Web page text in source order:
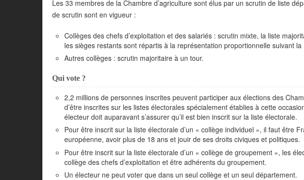
Les 33 membres de la Chambre d’agriculture sont élus par un scrutin de liste
de scrutin sont en vigueur :
Collèges des chefs d’exploitation et des salariés : scrutin mixte, la liste
les sièges restants sont répartis à la représentation proportionnelle suivant
Autres collèges : scrutin majoritaire à un tour.
Qui vote ?
2,2 millions de personnes inscrites peuvent participer aux élections des
d’être inscrites sur les listes électorales spécialement établies à cette
électeur doit auparavant s’assurer qu’il est bien inscrit sur la liste électorale.
Pour être inscrit sur la liste électorale d’un « collège individuel », il faut être
européenne, avoir plus de 18 ans et jouir de ses droits civiques et politiques.
Pour être inscrit sur la liste électorale d’un « collège de groupement », les
collège des chefs d’exploitation et être adhérents du groupement.
Un électeur ne peut voter que dans un seul collège et un seul département.